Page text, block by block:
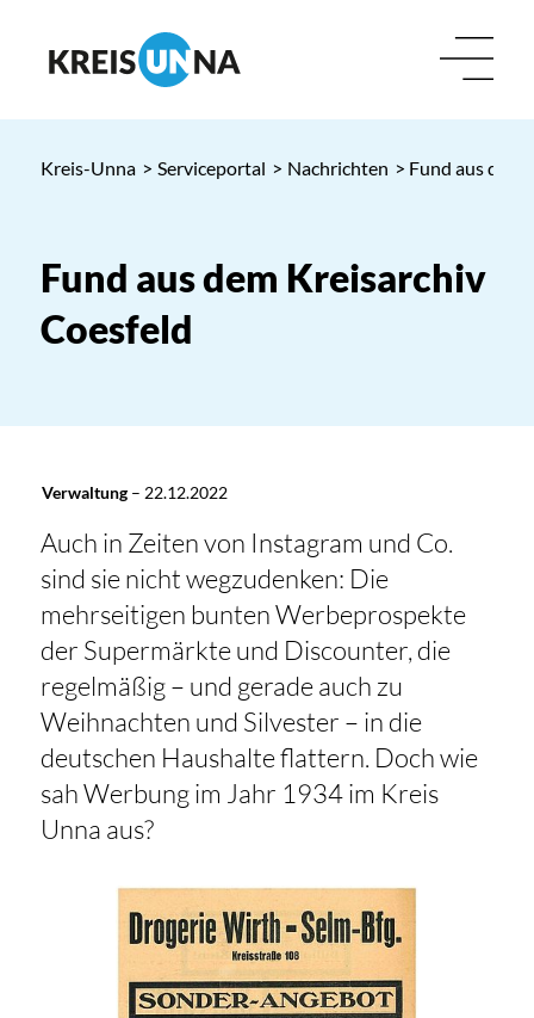
Kreis-Unna > Serviceportal > Nachrichten > Fund aus dem
Fund aus dem Kreisarchiv
Coesfeld
Verwaltung– 22.12.2022
Auch in Zeiten von Instagram und Co.
sind sie nicht wegzudenken: Die
mehrseitigen bunten Werbeprospekte
der Supermärkte und Discounter, die
regelmäßig – und gerade auch zu
Weihnachten und Silvester – in die
deutschen Haushalte flattern. Doch wie
sah Werbung im Jahr 1934 im Kreis
Unna aus?